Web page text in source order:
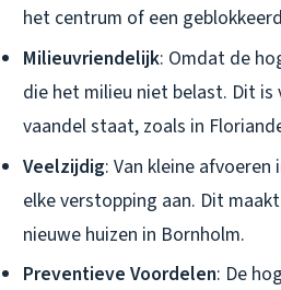
het centrum of een
Milieuvriendelijk: Omdat de
die het milieu niet belast. Dit
vaandel staat, zoals in
Veelzijdig: Van kleine
elke verstopping aan. Dit
nieuwe huizen in Bornholm.
Preventieve Voordelen: De